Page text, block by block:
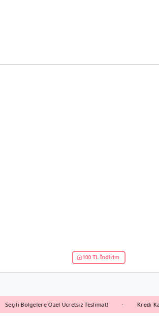
100 TL İndirim
Bölgelere Özel Ücretsiz Teslimat! • Kredi